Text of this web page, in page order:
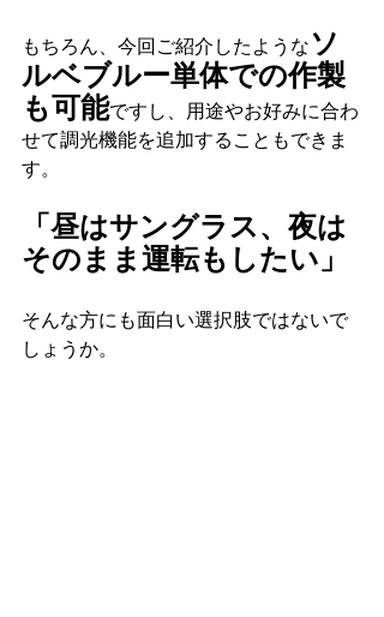
もちろん、今回ご紹介したようなソ
ルベブルー単体での作製
も可能ですし、用途やお好みに合わ
せて調光機能を追加することもできま
す。
「昼はサングラス、夜は
そのまま運転もしたい」
そんな方にも面白い選択肢ではないで
しょうか。